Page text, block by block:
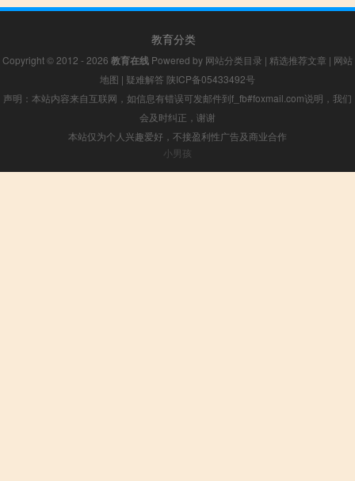
教育分类
Copyright © 2012 - 2026 教育在线 Powered by 网站分类目录 | 精选推荐文章 | 网站
地图 | 疑难解答 陕ICP备05433492号
声明：本站内容来自互联网，如信息有错误可发邮件到f_fb#foxmail.com说明，我们
会及时纠正，谢谢
本站仅为个人兴趣爱好，不接盈利性广告及商业合作
小男孩